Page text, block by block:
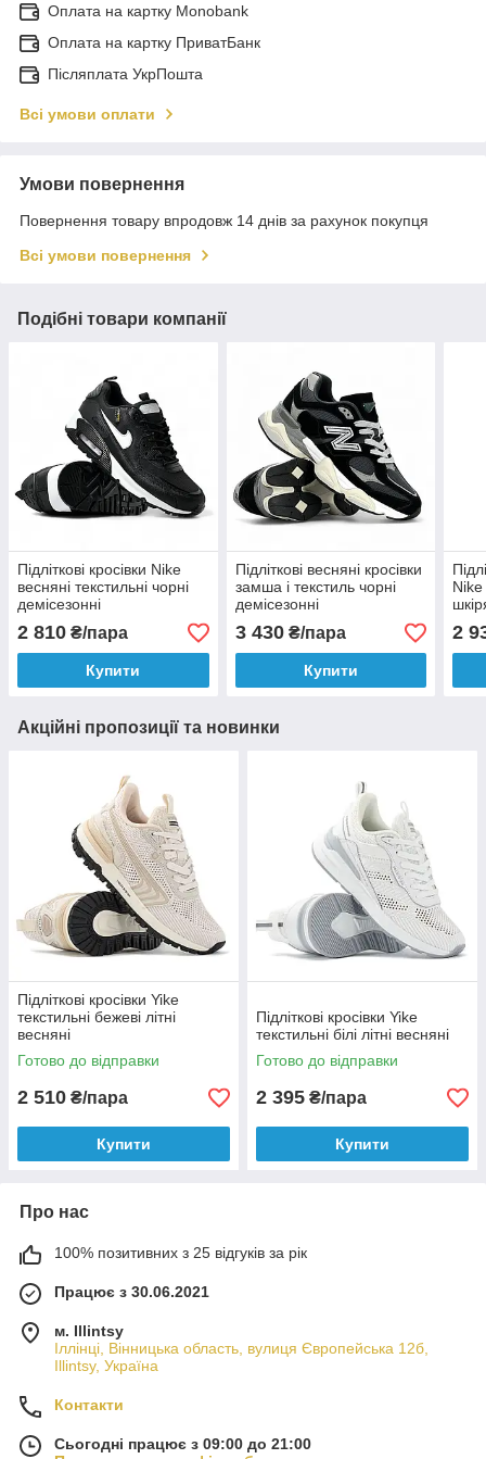
Оплата на картку Monobank
Оплата на картку ПриватБанк
Післяплата УкрПошта
Всі умови оплати
Умови повернення
Повернення товару впродовж 14 днів за рахунок покупця
Всі умови повернення
Подібні товари компанії
Підліткові кросівки Nike
весняні текстильні чорні
демісезонні
2 810 ₴/пара
Купити
Підліткові весняні кросівки
замша і текстиль чорні
демісезонні
3 430₴/пара
Купити
2
Акційні пропозиції та новинки
Підліткові кросівки Yike
текстильні бежеві літні
весняні
Готово до відправки
2 510 ₴/пара
Купити
Підліткові кросівки Yike
текстильні білі літні весняні
Готово до відправки
2 395 ₴/пара
Купити
Про нас
100% позитивних з 25 відгуків за рік
Працює з 30.06.2021
м. Illintsy
Іллінці, Вінницька область, вулиця Європейська 12б,
Illintsy, Україна
Контакти
Сьогодні працює з 09:00 до 21:00